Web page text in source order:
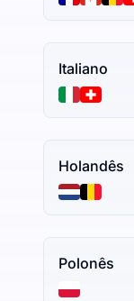
Italiano
Holandês
Polonês